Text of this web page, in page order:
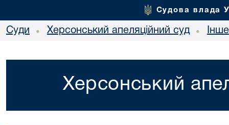
Судова влада
Суди • Херсонський апеляційний суд • Інше
Херсонський